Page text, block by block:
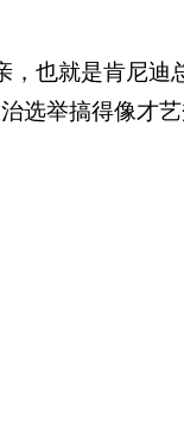
也就是肯尼
选举搞得像才